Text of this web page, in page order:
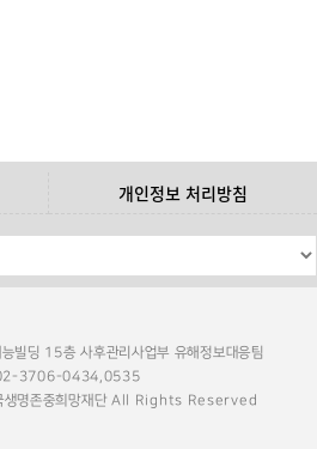
개인정보 처리방침
빌딩 15층 사후관리사업부 유해정보대응팀
3706-0434,0535
명존중희망재단 All Rights Reserved